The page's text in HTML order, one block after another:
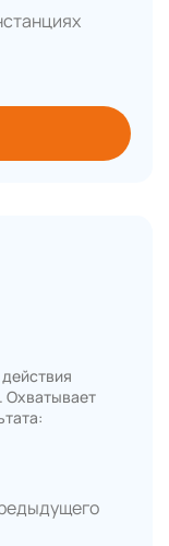
Охватывает